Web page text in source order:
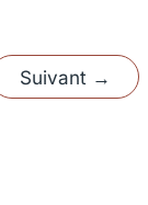
Suivant →